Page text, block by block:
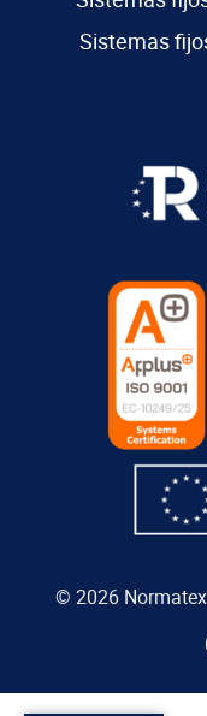
Sistemas
© 2026